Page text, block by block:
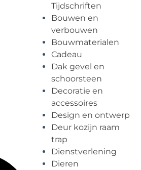
Tijdschriften
Bouwen en
verbouwen
Bouwmaterialen
Cadeau
Dak gevel en
schoorsteen
Decoratie en
accessoires
Design en ontwerp
Deur kozijn raam
trap
Dienstverlening
Dieren